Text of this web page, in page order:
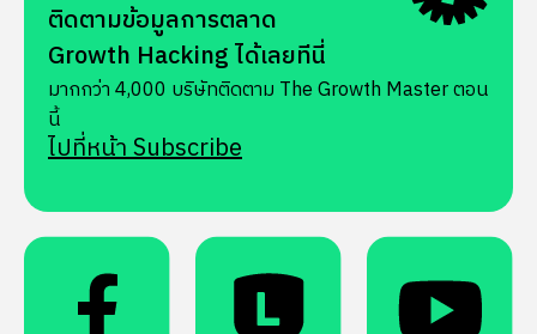
ติดตามข้อมูลการตลาด
Growth Hacking ได้เลยทีนี่
มากกว่า 4,000 บริษัทติดตาม The Growth Master ตอน
นี้
ไปที่หน้า Subscribe